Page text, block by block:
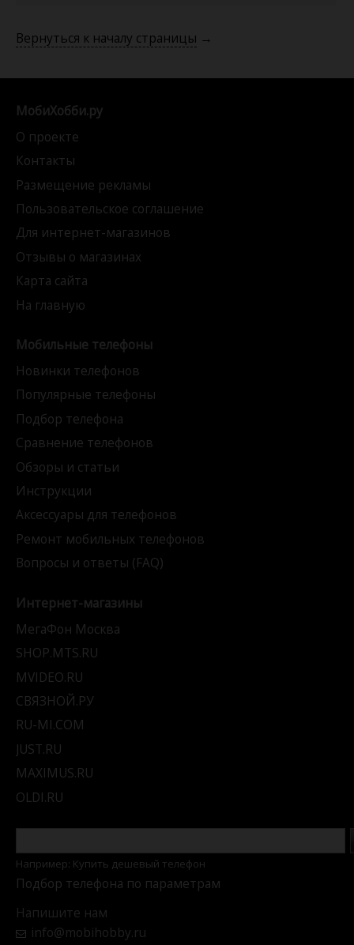
Вернуться к началу страницы →
МобиХобби.ру
О проекте
Контакты
Размещение рекламы
Пользовательское соглашение
Для интернет-магазинов
Отзывы о магазинах
Карта сайта
На главную
Мобильные телефоны
Новинки телефонов
Популярные телефоны
Подбор телефона
Сравнение телефонов
Обзоры и статьи
Инструкции
Аксессуары для телефонов
Ремонт мобильных телефонов
Вопросы и ответы (FAQ)
Интернет-магазины
МегаФон Москва
SHOP.MTS.RU
MVIDEO.RU
СВЯЗНОЙ.РУ
RU-MI.COM
JUST.RU
MAXIMUS.RU
OLDI.RU
Например: Купить дешевый телефон
Подбор телефона по параметрам
Напишите нам
info@mobihobby.ru